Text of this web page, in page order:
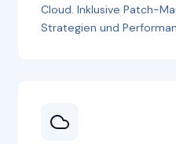
Cloud. Inklusive Patch-
Strategien und